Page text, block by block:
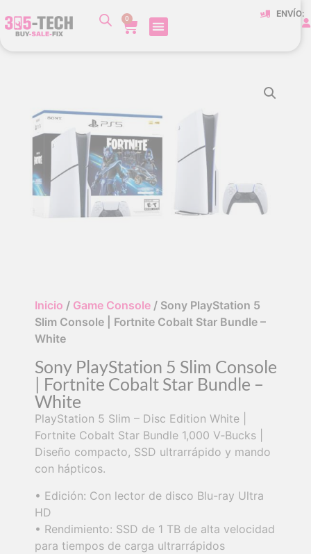
0 ENVÍO:
Inicio / Game Console / Sony PlayStation 5
Slim Console | Fortnite Cobalt Star Bundle –
White
Sony PlayStation 5 Slim Console
| Fortnite Cobalt Star Bundle –
White
PlayStation 5 Slim – Disc Edition White |
Fortnite Cobalt Star Bundle 1,000 V‑Bucks |
Diseño compacto, SSD ultrarrápido y mando
con hápticos.
• Edición: Con lector de disco Blu-ray Ultra
HD
• Rendimiento: SSD de 1 TB de alta velocidad
para tiempos de carga ultrarrápidos